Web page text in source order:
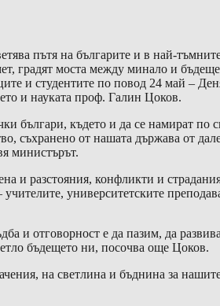
пътя на българите и в най-
градят моста между минало и
и студентите по повод 24 май –
и науката проф. Галин Цоков.
българи, където и да се намират по
съхранено от нашата държава от
министърът.
и разстояния, конфликти и
университетските
и отговорност е да пазим, да
бъдещето ни, посочва още Цоков.
на светлина и бъднина за